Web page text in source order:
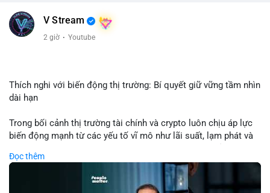
đủ tạo áp lực bán trực tiếp lên thị trường nhưng phản ánh tâm
lý thận trọng của cá voi. Nếu dòng tiền này hướng về ví sàn
của BTC.
tương tự trong 24 giờ tới để xác nhận xu hướng. Không nên
hành động vội vàng dựa trên một giao dịch đơn lẻ, hãy ưu tiên
#giaodichlon
#tamlycavoi
V Stream
2 giờ · Youtube
Thích nghi với biến động thị trường: Bí quyết giữ vững tầm nhìn
dài hạn
Trong bối cảnh thị trường tài chính và crypto luôn chịu áp lực
biến động mạnh từ các yếu tố vĩ mô như lãi suất, lạm phát và
chìa khóa để đầu tư viên vượt qua giai đoạn không chắc chắn.
Thay vì phản ứng cảm xúc với những dao động ngắn hạn, các
nhà đầu tư thành công thường tập trung vào nguyên tắc cơ
Đọc thêm